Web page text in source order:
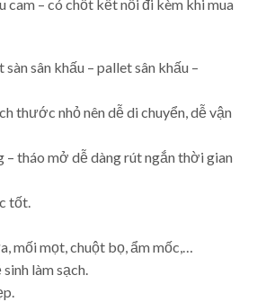
cam – có chốt kết nối đi kèm khi mua
sân khấu – pallet sân khấu –
thước nhỏ nên dễ di chuyển, dễ vận
– tháo mở dễ dàng rút ngắn thời gian
tốt.
mối mọt, chuột bọ, ẩm mốc,…
làm sạch.